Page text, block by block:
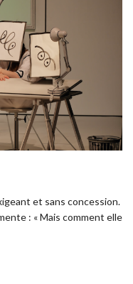
et sans concession.
: « Mais comment elle